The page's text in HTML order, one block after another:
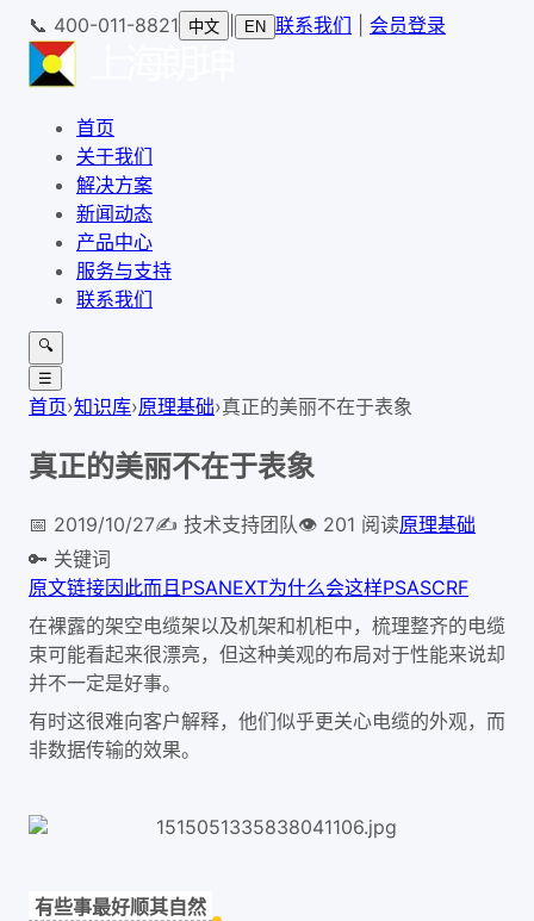
📞 400-011-8821 中文 EN 联系我们 会员登录
首页
关于我们
解决方案
新闻动态
产品中心
服务与支持
联系我们
🔍
☰
首页›知识库›原理基础›真正的美丽不在于表象
真正的美丽不在于表象
📅 2019/10/27✍️ 技术支持团队👁 201 阅读原理基础
🔑 关键词
原文链接因此而且 PSANEXT为什么会这样PSASCRF
在裸露的架空电缆架以及机架和机柜中，梳理整齐的电缆
束可能看起来很漂亮，但这种美观的布局对于性能来说却
并不一定是好事。
有时这很难向客户解释，他们似乎更关心电缆的外观，而
非数据传输的效果。
有些事最好顺其自然